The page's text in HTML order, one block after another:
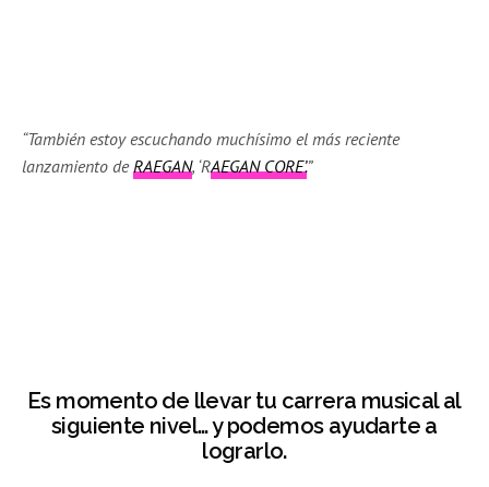
“También estoy escuchando muchísimo el más reciente
lanzamiento deRAEGAN, ‘RAEGAN CORE’.”
Es momento de llevar tu carrera musical al
siguiente nivel… y podemos ayudarte a
lograrlo.